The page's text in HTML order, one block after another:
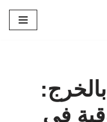
في